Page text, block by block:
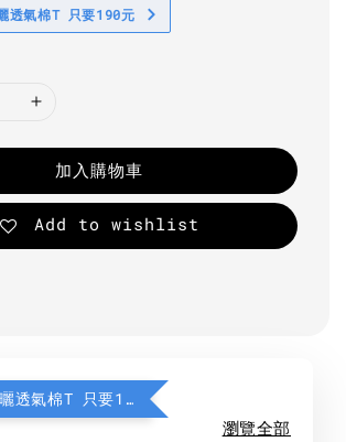
透氣棉T 只要190元
加入購物車
Add to wishlist
加購 MIT防曬透氣棉T 只要190元
瀏覽全部